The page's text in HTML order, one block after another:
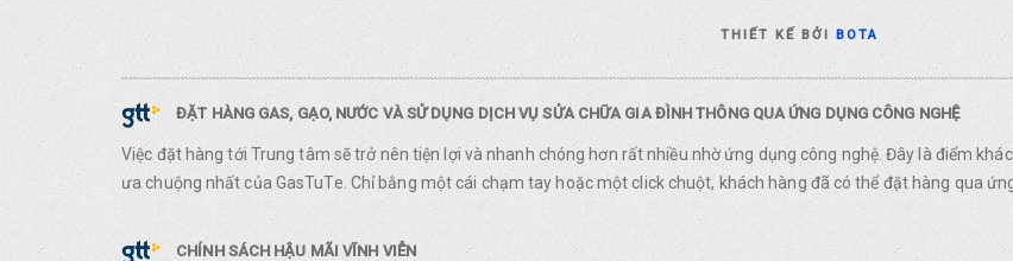
THIẾT KẾ BỞIBOTA
ĐẶT HÀNG GAS, GẠO, NƯỚC VÀ SỬ DỤNG DỊCH VỤ SỬA CHỮA GIA ĐÌNH THÔNG QUA ỨNG DỤNG CÔNG NGHỆ
Việc đặt hàng tới Trung tâm sẽ trở nên tiện lợi và nhanh chóng hơn rất nhiều nhờ ứng dụng công nghệ. Đây là điểm
ưa chuộng nhất của GasTuTe. Chỉ bằng một cái chạm tay hoặc một click chuột, khách hàng đã có thể đặt hàng qua
CHÍNH SÁCH HẬU MÃI VĨNH VIỄN